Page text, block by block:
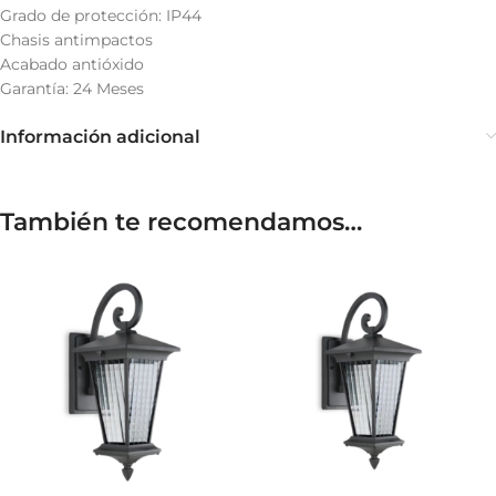
Grado de protección: IP44
Chasis antimpactos
Acabado antióxido
Garantía: 24 Meses
Información adicional
También te recomendamos…